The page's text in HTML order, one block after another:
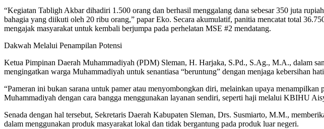
“Kegiatan Tabligh Akbar dihadiri 1.500 orang dan berhasil menggalang dana sebesar 350 juta
bahagia yang diikuti oleh 20 ribu orang,” papar Eko. Secara akumulatif, panitia mencatat total
mengajak masyarakat untuk kembali berjumpa pada perhelatan MSE #2 mendatang.
Dakwah Melalui Penampilan Potensi
Ketua Pimpinan Daerah Muhammadiyah (PDM) Sleman, H. Harjaka, S.Pd., S.Ag., M.A., dalam
mengingatkan warga Muhammadiyah untuk senantiasa “beruntung” dengan menjaga kebersihan
“Pameran ini bukan sarana untuk pamer atau menyombongkan diri, melainkan upaya
Muhammadiyah dengan cara bangga menggunakan layanan sendiri, seperti haji melalui KBIHU
Senada dengan hal tersebut, Sekretaris Daerah Kabupaten Sleman, Drs. Susmiarto, M.M.,
dalam menggunakan produk masyarakat lokal dan tidak bergantung pada produk luar negeri.